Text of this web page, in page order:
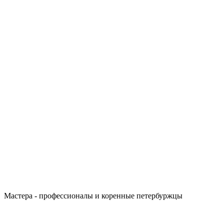
Мастера - профессионалы и коренные петербуржцы